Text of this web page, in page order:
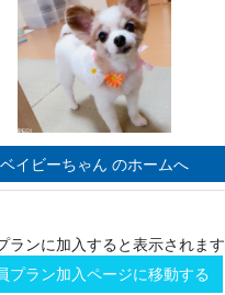
ベイビーちゃん のホームへ
ランに加入すると表示されます
プラン加入ページに移動する